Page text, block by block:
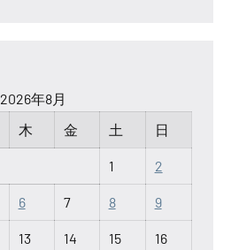
2026年8月
木 金 土 日
1 2
6 7 8 9
13 14 15 16